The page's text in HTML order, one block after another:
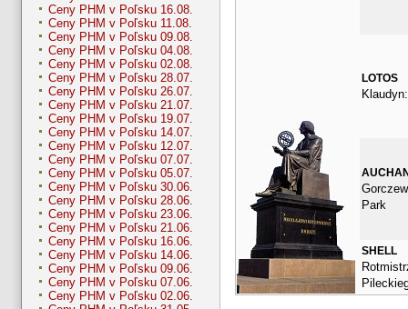
Ceny PHM v Poľsku 16.08.
Ceny PHM v Poľsku 11.08.
Ceny PHM v Poľsku 09.08.
Ceny PHM v Poľsku 04.08.
Ceny PHM v Poľsku 02.08.
Ceny PHM v Poľsku 28.07.
Ceny PHM v Poľsku 26.07.
Ceny PHM v Poľsku 21.07.
Ceny PHM v Poľsku 19.07.
Ceny PHM v Poľsku 14.07.
Ceny PHM v Poľsku 12.07.
Ceny PHM v Poľsku 07.07.
Ceny PHM v Poľsku 05.07.
Ceny PHM v Poľsku 30.06.
Ceny PHM v Poľsku 28.06.
Ceny PHM v Poľsku 23.06.
Ceny PHM v Poľsku 21.06.
Ceny PHM v Poľsku 16.06.
Ceny PHM v Poľsku 14.06.
Ceny PHM v Poľsku 09.06.
Ceny PHM v Poľsku 07.06.
Ceny PHM v Poľsku 02.06.
LOTOS
Park
SHELL